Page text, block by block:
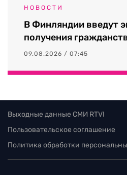
НОВОСТИ
В Финляндии введут
получения
09.08.2026 / 07:45
Выходные данные СМИ RTVI
Пользовательское соглашение
Политика обработки